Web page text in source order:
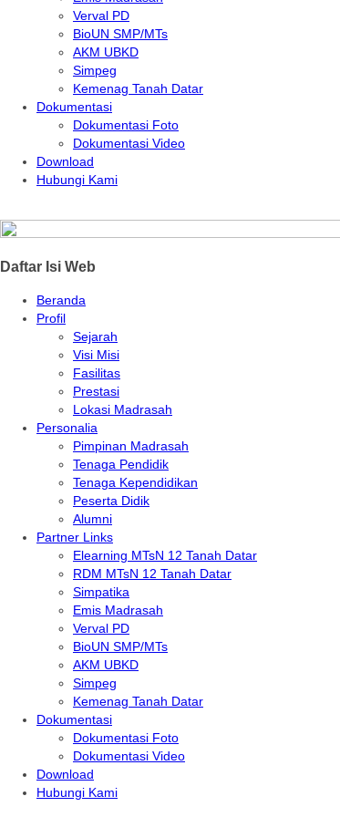
Verval PD
BioUN SMP/MTs
AKM UBKD
Simpeg
Kemenag Tanah Datar
Dokumentasi
Dokumentasi Foto
Dokumentasi Video
Download
Hubungi Kami
Daftar Isi Web
Beranda
Profil
Sejarah
Visi Misi
Fasilitas
Prestasi
Lokasi Madrasah
Personalia
Pimpinan Madrasah
Tenaga Pendidik
Tenaga Kependidikan
Peserta Didik
Alumni
Partner Links
Elearning MTsN 12 Tanah Datar
RDM MTsN 12 Tanah Datar
Simpatika
Emis Madrasah
Verval PD
BioUN SMP/MTs
AKM UBKD
Simpeg
Kemenag Tanah Datar
Dokumentasi
Dokumentasi Foto
Dokumentasi Video
Download
Hubungi Kami